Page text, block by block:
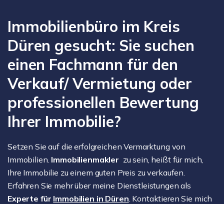
Immobilienbüro im Kreis
Düren gesucht: Sie suchen
einen Fachmann für den
Verkauf/ Vermietung oder
professionellen Bewertung
Ihrer Immobilie?
Setzen Sie auf die erfolgreichen Vermarktung von
Immobilien. Immobilienmakler zu sein, heißt für mich,
Ihre Immobilie zu einem guten Preis zu verkaufen.
Erfahren Sie mehr über meine Dienstleistungen als
Experte für Immobilien in Düren . Kontaktieren Sie mich